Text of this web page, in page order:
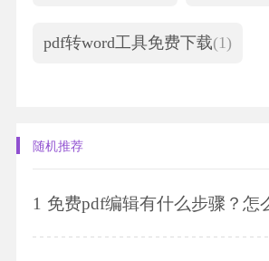
pdf转word工具免费下载(1)
随机推荐
1